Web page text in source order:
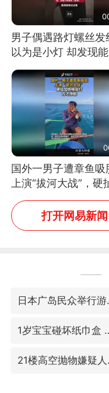
男子偶遇路灯螺丝发
以为是小灯 却发现
燃香烟 当事人：已
处理
国外一男子遭章鱼吸
上演“拔河大战”，硬
铁棒敲打方才挣脱
打开网易新
日本广
1岁宝宝碰
21